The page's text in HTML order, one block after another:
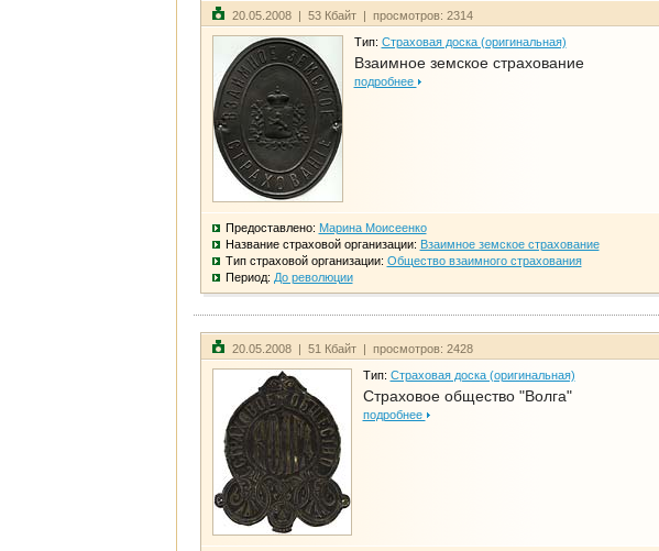
20.05.2008 | 53 Кбайт | просмотров: 2314
Тип: Страховая доска (оригинальная)
Взаимное земское страхование
подробнее
Предоставлено: Марина Моисеенко
Название страховой организации: Взаимное земское страхование
Тип страховой организации: Общество взаимного страхования
Период: До революции
20.05.2008 | 51 Кбайт | просмотров: 2428
Тип: Страховая доска (оригинальная)
Страховое общество "Волга"
подробнее